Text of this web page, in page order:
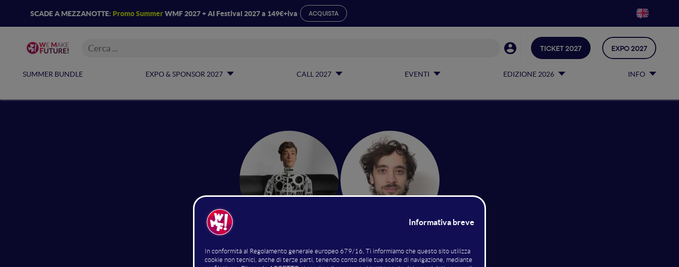
SCADE A MEZZANOTTE: Promo SummerWMF 2027 + AI Festival 2027 a 149€+iva ACQUISTA
SUMMER BUNDLE EXPO & SPONSOR 2027 CALL 2027 EVENTI EDIZIONE 2026 INFO
TICKET 2027 EXPO 2027
Hidoba Research CEO